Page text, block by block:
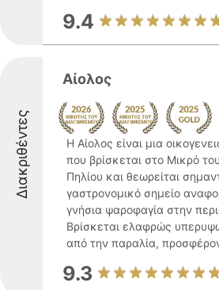
9.4
Διακριθέντες
Αίολος
Η Αίολος είναι μια
που βρίσκεται στο Μικρό
Πηλίου και θεωρείται
γαστρονομικό σημείο
γνήσια ψαροφαγία στην
Βρίσκεται ελαφρώς
από την παραλία,
9.3